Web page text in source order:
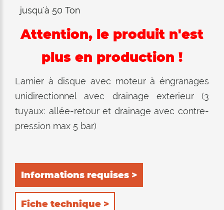
jusqu'à 50 Ton
Attention, le produit n'est
plus en production !
Lamier à disque avec moteur à éngranages
unidirectionnel avec drainage exterieur (3
tuyaux: allée-retour et drainage avec contre-
pression max 5 bar)
Informations requises >
Fiche technique >